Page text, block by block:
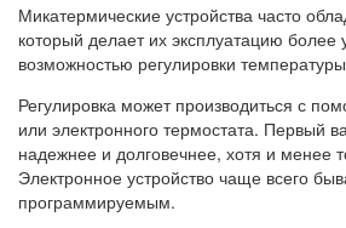
Микатермические устройства часто
который делает их эксплуатацию
возможностью регулировки
Регулировка может производиться с
или электронного термостата. Первый
надежнее и долговечнее, хотя и менее
Электронное устройство чаще всего
программируемым.